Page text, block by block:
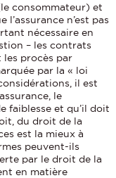
consommateur) et
n’est pas
nécessaire en
– les contrats
les procès par
par la « loi
il est
le
faiblesse et qu’il doit
du droit de la
est la mieux à
peuvent-ils
par le droit de la
en matière